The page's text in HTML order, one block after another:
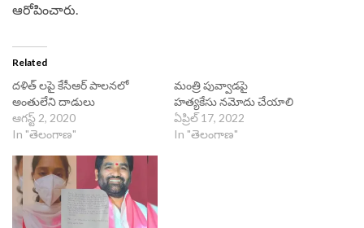
ఆరోపించారు.
Related
దళిత్ లపై కేసీఆర్ పాలనలో
అంతులేని దాడులు
ఆగస్ట్ 2, 2020
In "తెలంగాణ"
మంత్రి పువ్వాడపై
హత్యకేసు నమోదు చేయాలి
ఏప్రిల్ 17, 2022
In "తెలంగాణ"